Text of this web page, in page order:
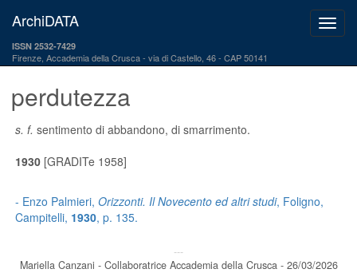
ArchiDATA
ISSN 2532-7429
Firenze, Accademia della Crusca via di Castello, 46 - CAP 50141
perdutezza
s. f. sentimento di abbandono, di smarrimento.
1930[GRADITe 1958]
- Enzo Palmieri, Orizzonti. Il Novecento ed altri studi, Foligno,
Campitelli, 1930, p. 135.
---
Mariella Canzani - Collaboratrice Accademia della Crusca - 26/03/2026